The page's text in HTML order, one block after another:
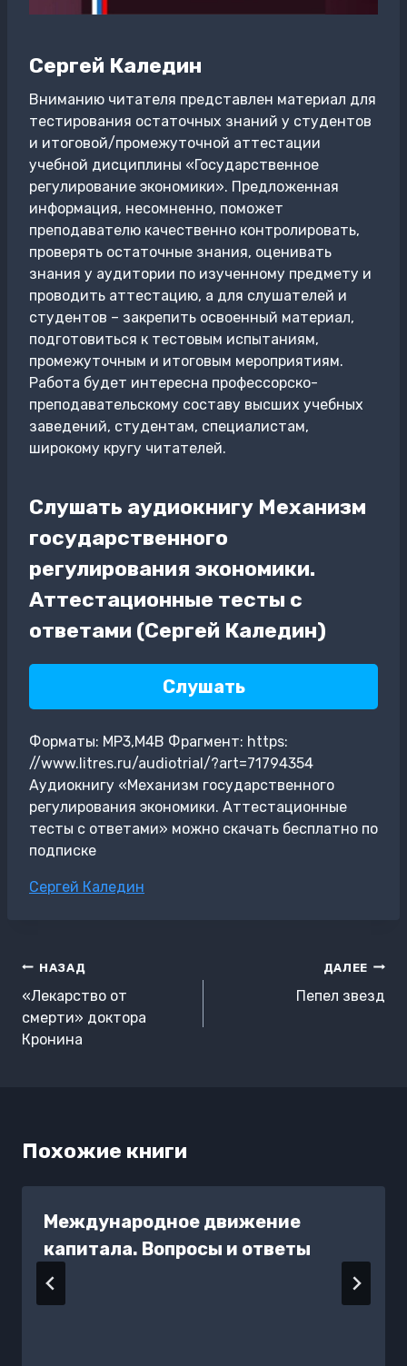
Сергей Каледин
Вниманию читателя представлен материал для
тестирования остаточных знаний у студентов
и итоговой/промежуточной аттестации
учебной дисциплины «Государственное
регулирование экономики». Предложенная
информация, несомненно, поможет
преподавателю качественно контролировать,
проверять остаточные знания, оценивать
знания у аудитории по изученному предмету и
проводить аттестацию, а для слушателей и
студентов – закрепить освоенный материал,
подготовиться к тестовым испытаниям,
промежуточным и итоговым мероприятиям.
Работа будет интересна профессорско-
преподавательскому составу высших учебных
заведений, студентам, специалистам,
широкому кругу читателей.
Слушать аудиокнигу Механизм
государственного
регулирования экономики.
Аттестационные тесты с
ответами (Сергей Каледин)
Слушать
Форматы: MP3,M4B Фрагмент: https:
//www.litres.ru/audiotrial/?art=71794354
Аудиокнигу «Механизм государственного
регулирования экономики. Аттестационные
тесты с ответами» можно скачать бесплатно по
подписке
Метки
Сергей Каледин
Навигация
по
записям
НАЗАД
«Лекарство от
смерти» доктора
Кронина
ДАЛЕЕ
Пепел звезд
Похожие книги
Международное движение
капитала. Вопросы и ответы